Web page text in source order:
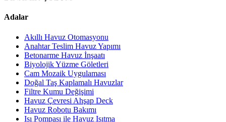
Adalar
Akıllı Havuz Otomasyonu
Anahtar Teslim Havuz Yapımı
Betonarme Havuz İnşaatı
Biyolojik Yüzme Göletleri
Cam Mozaik Uygulaması
Doğal Taş Kaplamalı Havuzlar
Filtre Kumu Değişimi
Havuz Çevresi Ahşap Deck
Havuz Robotu Bakımı
Isı Pompası ile Havuz Isıtma